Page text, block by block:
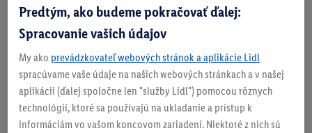
Nastaviť ako obľúbenú
Predtým, ako budeme pokračovať ďalej:
Spracovanie vašich údajov
My ako prevádzkovateľ webových stránok a aplikácie Lidl
spracúvame vaše údaje na našich webových stránkach a v našej
aplikácii (ďalej spoločne len "služby Lidl") pomocou rôznych
technológií, ktoré sa používajú na ukladanie a prístup k
informáciám vo vašom koncovom zariadení. Niektoré z nich sú